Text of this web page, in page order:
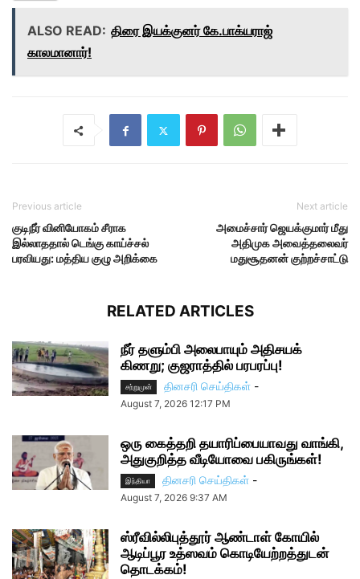
ALSO READ: திரை இயக்குனர் கே.பாக்யராஜ்
காலமானார்!
Previous article
குடிநீர் வினியோகம் சீராக
இல்லாததால் டெங்கு காய்ச்சல்
பரவியது: மத்திய குழு அறிக்கை
Next article
அமைச்சார் ஜெயக்குமார் மீது
அதிமுக அவைத்தலைவர்
மதுசூதனன் குற்றச்சாட்டு
RELATED ARTICLES
நீர் தளும்பி அலைபாயும் அதிசயக்
கிணறு; குஜராத்தில் பரபரப்பு!
சற்றுமுன் தினசரி செய்திகள் -
August 7, 2026 12:17 PM
ஒரு கைத்தறி தயாரிப்பையாவது வாங்கி,
அதுகுறித்த வீடியோவை பகிருங்கள்!
இந்தியா தினசரி செய்திகள் -
August 7, 2026 9:37 AM
ஸ்ரீவில்லிபுத்தூர் ஆண்டாள் கோயில்
ஆடிப்பூர உத்ஸவம் கொடியேற்றத்துடன்
தொடக்கம்!